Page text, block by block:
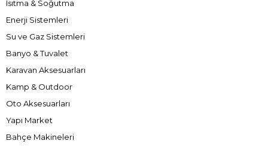
Isıtma & Soğutma
Enerji Sistemleri
Su ve Gaz Sistemleri
Banyo & Tuvalet
Karavan Aksesuarları
Kamp & Outdoor
Oto Aksesuarları
Yapı Market
Bahçe Makineleri